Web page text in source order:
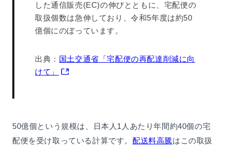
した通信販売(EC)の伸びとともに、宅配便の
取扱個数は急伸しており、令和5年度は約50
億個にのぼっています。
出典： 国土交通省「宅配便の再配達削減に向
けて」
50億個という規模は、日本人1人あたり年間約40個の宅
配便を受け取っている計算です。 配送料高騰はこの取扱